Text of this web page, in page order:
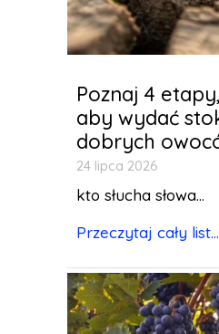
Poznaj 4
aby wydać
dobrych
24 lipca 2026
kto słucha słowa...
Przeczytaj cały list...